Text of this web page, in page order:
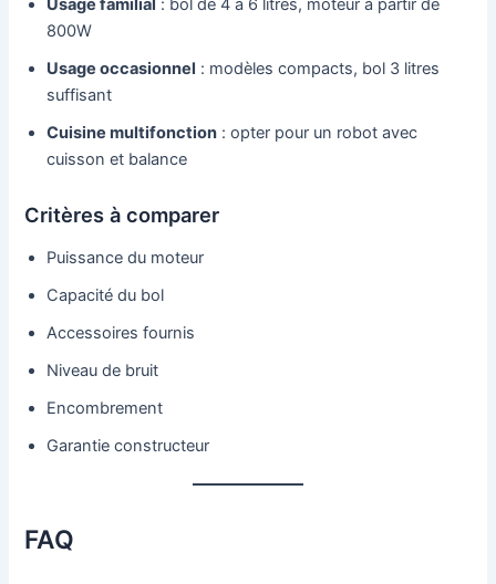
Usage familial : bol de 4 à 6 litres, moteur à partir de
800W
Usage occasionnel : modèles compacts, bol 3 litres
suffisant
Cuisine multifonction : opter pour un robot avec
cuisson et balance
Critères à comparer
Puissance du moteur
Capacité du bol
Accessoires fournis
Niveau de bruit
Encombrement
Garantie constructeur
FAQ